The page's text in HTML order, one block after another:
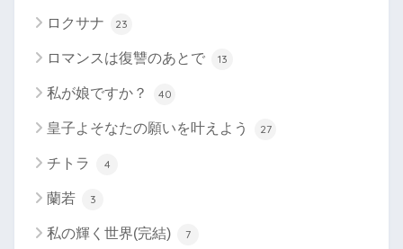
ロクサナ 23
ロマンスは復讐のあとで 13
私が娘ですか？ 40
皇子よそなたの願いを叶えよう 27
チトラ 4
蘭若 3
私の輝く世界(完結) 7